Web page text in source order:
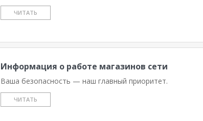
ЧИТАТЬ
Информация о работе магазинов сети
Ваша безопасность — наш главный приоритет.
ЧИТАТЬ